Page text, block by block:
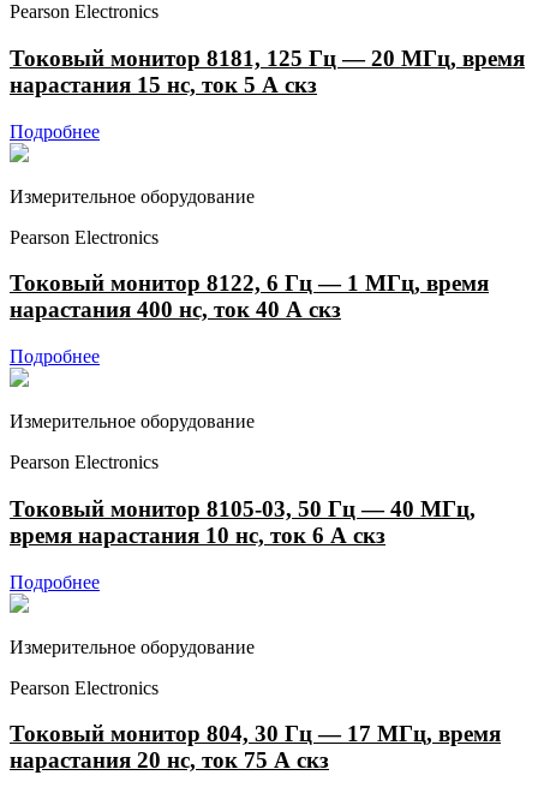
Pearson Electronics
Токовый монитор 8181, 125 Гц — 20 МГц, время
нарастания 15 нс, ток 5 А скз
Подробнее
Измерительное оборудование
Pearson Electronics
Токовый монитор 8122, 6 Гц — 1 МГц, время
нарастания 400 нс, ток 40 А скз
Подробнее
Измерительное оборудование
Pearson Electronics
Токовый монитор 8105-03, 50 Гц — 40 МГц,
время нарастания 10 нс, ток 6 А скз
Подробнее
Измерительное оборудование
Pearson Electronics
Токовый монитор 804, 30 Гц — 17 МГц, время
нарастания 20 нс, ток 75 А скз